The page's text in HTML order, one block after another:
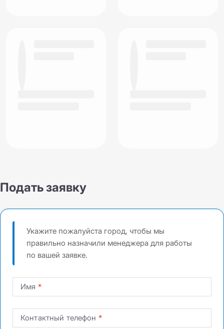
Подать заявку
Укажите пожалуйста город, чтобы мы
правильно назначили менеджера для работы
по вашей заявке.
Имя
Контактный телефон